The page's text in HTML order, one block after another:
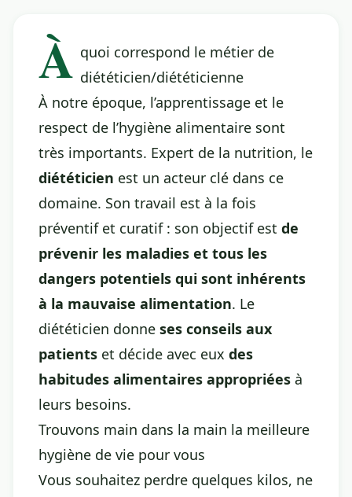
À quoi correspond le métier de
diététicien/diététicienne
À notre époque, l’apprentissage et le
respect de l’hygiène alimentaire sont
très importants. Expert de la nutrition, le
diététicien est un acteur clé dans ce
domaine. Son travail est à la fois
préventif et curatif : son objectif est de
prévenir les maladies et tous les
dangers potentiels qui sont inhérents
à la mauvaise alimentation. Le
diététicien donne ses conseils aux
patients et décide avec eux des
habitudes alimentaires appropriées à
leurs besoins.
Trouvons main dans la main la meilleure
hygiène de vie pour vous
Vous souhaitez perdre quelques kilos, ne